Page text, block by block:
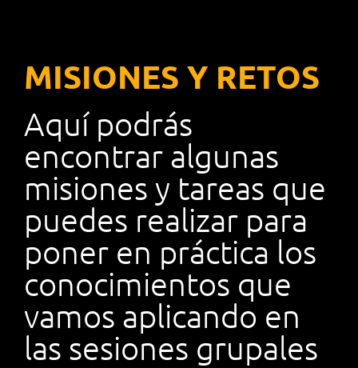
MISIONES Y RETOS
Aquí podrás
encontrar algunas
misiones y tareas que
puedes realizar para
poner en práctica los
conocimientos que
vamos aplicando en
las sesiones grupales